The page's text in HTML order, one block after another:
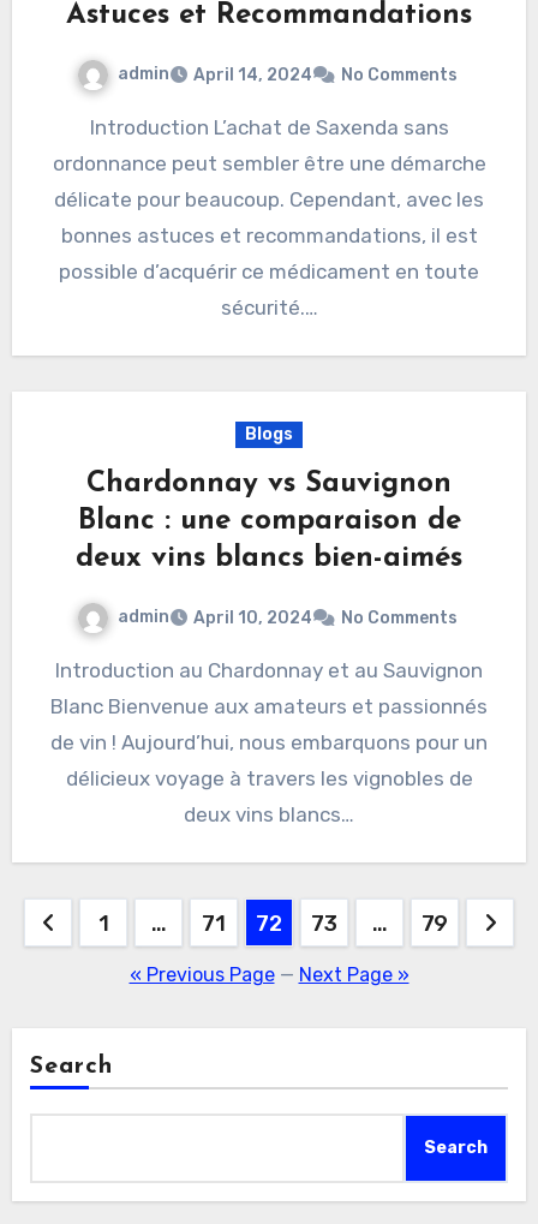
Astuces et Recommandations
admin April 14, 2024 No Comments
Introduction L’achat de Saxenda sans
ordonnance peut sembler être une démarche
délicate pour beaucoup. Cependant, avec les
bonnes astuces et recommandations, il est
possible d’acquérir ce médicament en toute
sécurité.…
Blogs
Chardonnay vs Sauvignon
Blanc : une comparaison de
deux vins blancs bien-aimés
admin April 10, 2024 No Comments
Introduction au Chardonnay et au Sauvignon
Blanc Bienvenue aux amateurs et passionnés
de vin ! Aujourd’hui, nous embarquons pour un
délicieux voyage à travers les vignobles de
deux vins blancs…
Posts
pagination
1 … 71 72 73 … 79
« Previous Page— Next Page »
Search
Search